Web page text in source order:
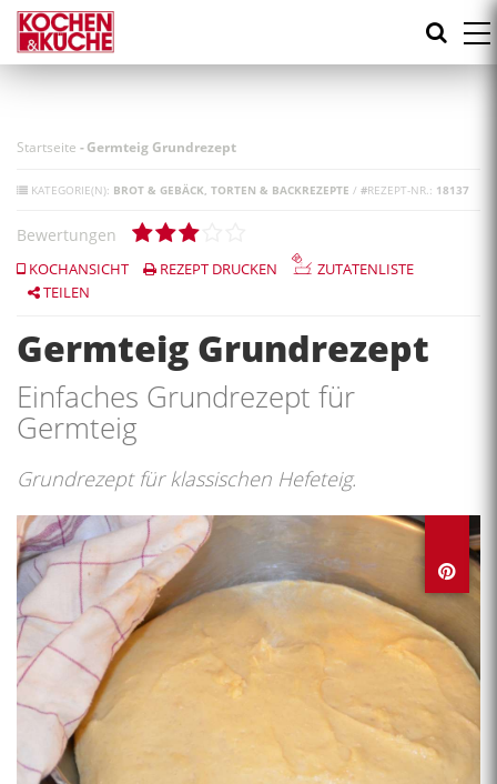
Direkt
zum
Inhalt
Startseite -Germteig Grundrezept
KATEGORIE(N): BROT & GEBÄCK TORTEN & BACKREZEPTE / #REZEPT-NR.: 18137
Bewertungen
KOCHANSICHT REZEPT DRUCKEN
ZUTATENLISTE
TEILEN
Germteig Grundrezept
Einfaches Grundrezept für
Germteig
Grundrezept für klassischen Hefeteig.